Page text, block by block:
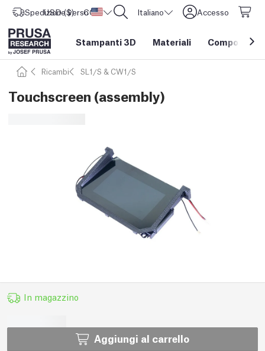
Spedizione verso Stati Uniti d'America
USD ($) CORE One L: Ora disponibile! Italiano Accesso
Stampanti 3D Materiali Componenti
Ricambi SL1/S & CW1/S
Touchscreen (assembly)
In magazzino
Aggiungi al carrello